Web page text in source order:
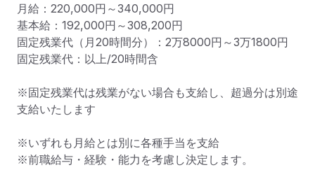
月給：220,000円～340,000円
基本給：192,000円～308,200円
固定残業代（月20時間分）：2万8000円～3万1800円
固定残業代：以上/20時間含
※固定残業代は残業がない場合も支給し、超過分は別途
支給いたします
※いずれも月給とは別に各種手当を支給
※前職給与・経験・能力を考慮し決定します。